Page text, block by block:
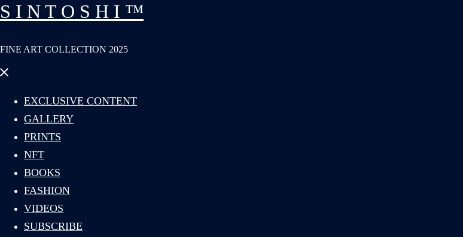
S I N T O S H I ™
FINE ART COLLECTION 2025
Close
EXCLUSIVE CONTENT
GALLERY
PRINTS
NFT
BOOKS
FASHION
VIDEOS
SUBSCRIBE